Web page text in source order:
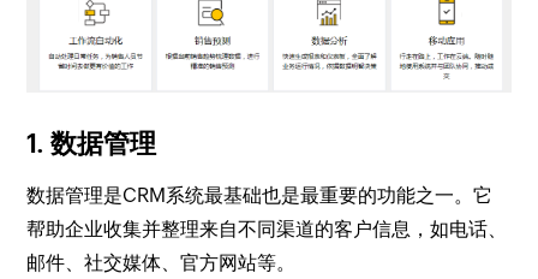
1. 数据管理
数据管理是CRM系统最基础也是最重要的功能之一。它
帮助企业收集并整理来自不同渠道的客户信息，如电话、
邮件、社交媒体、官方网站等。